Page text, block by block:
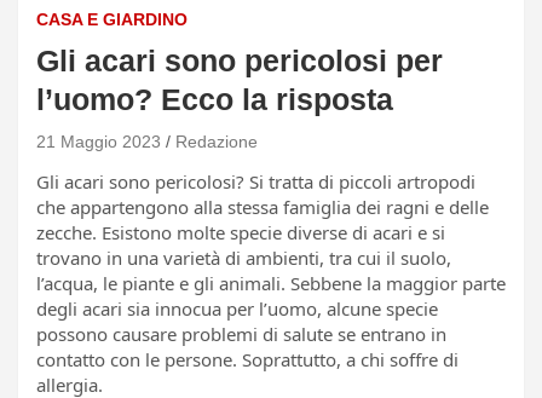
CASA E GIARDINO
Gli acari sono pericolosi per
l’uomo? Ecco la risposta
21 Maggio 2023 Redazione
Gli acari sono pericolosi? Si tratta di piccoli artropodi
che appartengono alla stessa famiglia dei ragni e delle
zecche. Esistono molte specie diverse di acari e si
trovano in una varietà di ambienti, tra cui il suolo,
l’acqua, le piante e gli animali. Sebbene la maggior parte
degli acari sia innocua per l’uomo, alcune specie
possono causare problemi di salute se entrano in
contatto con le persone. Soprattutto, a chi soffre di
allergia.